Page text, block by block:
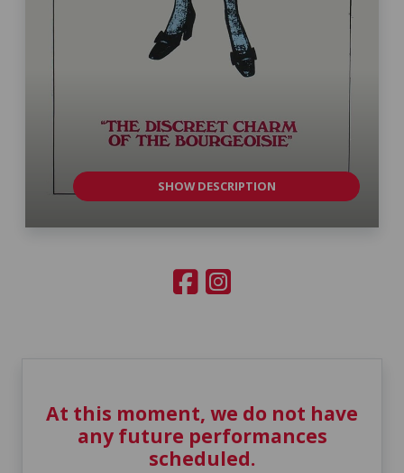
SHOW DESCRIPTION
At this moment, we do not have
any future performances
scheduled.